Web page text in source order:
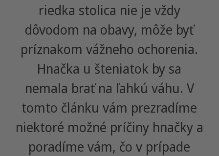
riedka stolica nie je vždy
dôvodom na obavy, môže byť
príznakom vážneho ochorenia.
Hnačka u šteniatok by sa
nemala brať na ľahkú váhu. V
tomto článku vám prezradíme
niektoré možné príčiny hnačky a
poradíme vám, čo v prípade